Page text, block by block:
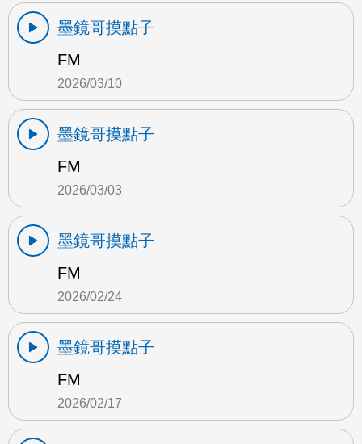
墨鏡哥摸點子
FM
2026/03/10
墨鏡哥摸點子
FM
2026/03/03
墨鏡哥摸點子
FM
2026/02/24
墨鏡哥摸點子
FM
2026/02/17